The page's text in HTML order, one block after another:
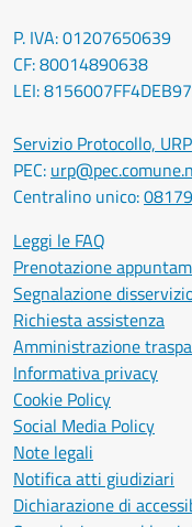
P. IVA: 01207650639
CF: 80014890638
LEI:
Servizio Protocollo,
PEC:
Centralino unico:
Leggi le FAQ
Prenotazione
Segnalazione
Richiesta assistenza
Amministrazione
Informativa privacy
Cookie Policy
Social Media Policy
Note legali
Notifica atti giudiziari
Dichiarazione di